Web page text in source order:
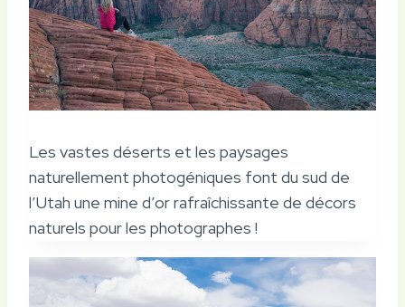
Les vastes déserts et les paysages
naturellement photogéniques font du sud de
l’Utah une mine d’or rafraîchissante de décors
naturels pour les photographes !